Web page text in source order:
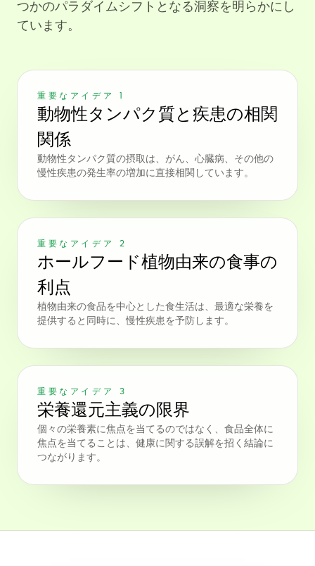
つかのパラダイムシフトとなる洞察を明らかにし
ています。
重要なアイデア 1
動物性タンパク質と疾患の相関
関係
動物性タンパク質の摂取は、がん、心臓病、その他の
慢性疾患の発生率の増加に直接相関しています。
重要なアイデア 2
ホールフード植物由来の食事の
利点
植物由来の食品を中心とした食生活は、最適な栄養を
提供すると同時に、慢性疾患を予防します。
重要なアイデア 3
栄養還元主義の限界
個々の栄養素に焦点を当てるのではなく、食品全体に
焦点を当てることは、健康に関する誤解を招く結論に
つながります。